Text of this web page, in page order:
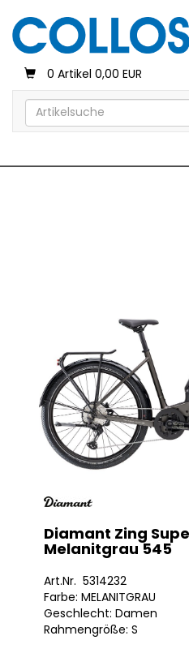
0 Artikel 0,00 EUR
Diamant Zing
Melanitgrau 545
Art.Nr. 5314232
Farbe: MELANITGRAU
Geschlecht: Damen
Rahmengröße: S